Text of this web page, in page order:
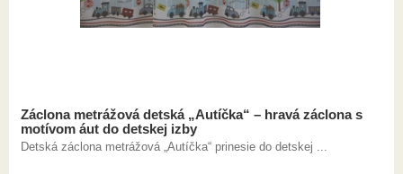
Záclona metrážová detská „Autíčka“ – hravá záclona s
motívom áut do detskej izby
Detská záclona metrážová „Autíčka“ prinesie do detskej ...